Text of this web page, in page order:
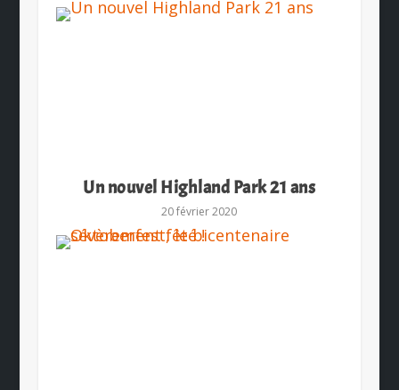
Un nouvel Highland Park 21 ans
20 février 2020